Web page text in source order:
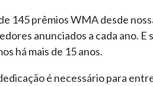
145 prêmios WMA desde
anunciados a cada ano.
há mais de 15 anos.
é necessário para